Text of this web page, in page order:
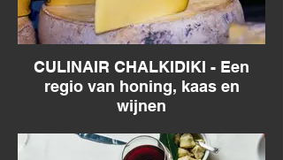
CULINAIR CHALKIDIKI - Een
regio van honing, kaas en
wijnen
vasteland vol authentieke smaken